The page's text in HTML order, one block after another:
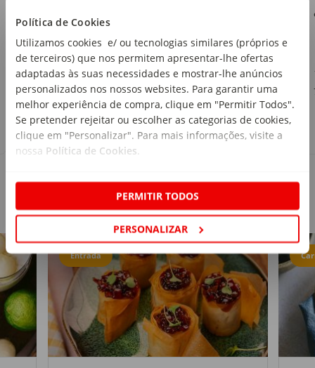
Política de Cookies
Utilizamos cookies e/ ou tecnologias similares (próprios e
de terceiros) que nos permitem apresentar-lhe ofertas
adaptadas às suas necessidades e mostrar-lhe anúncios
personalizados nos nossos websites. Para garantir uma
melhor experiência de compra, clique em "Permitir Todos".
Se pretender rejeitar ou escolher as categorias de cookies,
clique em "Personalizar". Para mais informações, visite a
nossa Política de Cookies
PERMITIR TODOS
PERSONALIZAR
1 ,79€
7,16€/kg
Receitas
Entrada